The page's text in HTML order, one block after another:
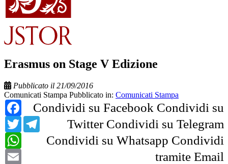
Erasmus on Stage V Edizione
Pubblicato il 21/09/2016
Comunicati Stampa Pubblicato in: Comunicati Stampa
Condividi su Facebook
Facebook
Condividi su
Twitter
Twitter Condividi su Telegram
Telegram
Condividi su Whatsapp
WhatsApp
Condividi
tramite Email